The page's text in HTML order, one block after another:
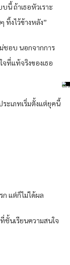
นี้ ถ้าเธอหัวเราะ
ทิ้งไว้ข้างหลัง”
ชอบ นอกจากการ
จที่แท้จริงของเธอ
ะเภทเริ่มตั้งแต่ยุคนี้
ก แต่ก็ไม่ได้ผล
ชั้นเรียนความสนใจ